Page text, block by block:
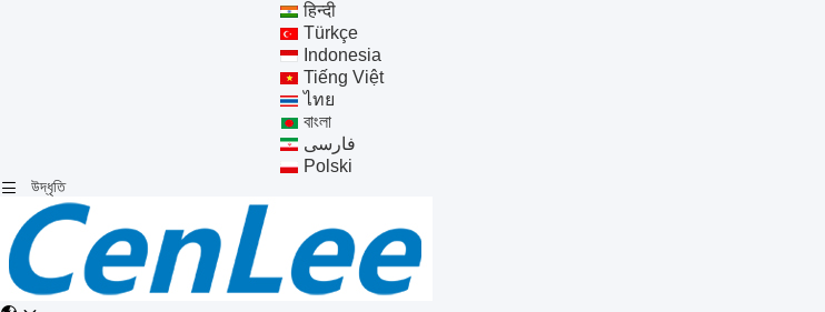
हिन्दी
Türkçe
Indonesia
Tiếng Việt
ไทย
বাংলা
فارسی
Polski
উদ্ধৃতি